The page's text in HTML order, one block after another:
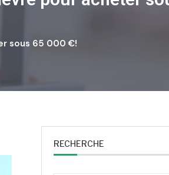
sous 65 000 €!
RECHERCHE